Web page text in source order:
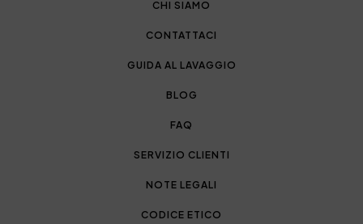
CHI SIAMO
CONTATTACI
GUIDA AL LAVAGGIO
BLOG
FAQ
SERVIZIO CLIENTI
NOTE LEGALI
CODICE ETICO